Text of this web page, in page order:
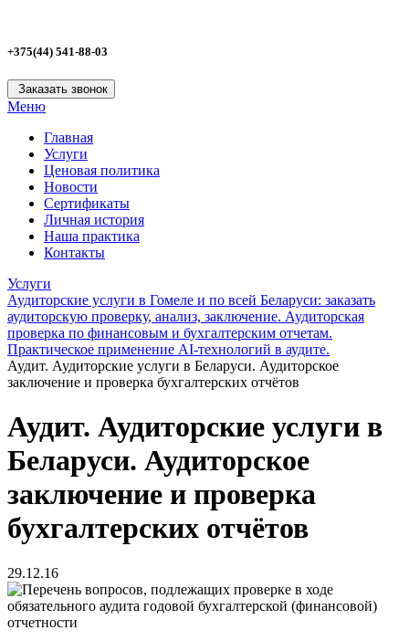
+375(44) 541-88-03
Заказать звонок
Меню
Главная
Услуги
Ценовая политика
Новости
Сертификаты
Личная история
Наша практика
Контакты
Услуги
Аудиторские услуги в Гомеле и по всей Беларуси: заказать
аудиторскую проверку, анализ, заключение. Аудиторская
проверка по финансовым и бухгалтерским отчетам.
Практическое применение AI-технологий в аудите.
Аудит. Аудиторские услуги в Беларуси. Аудиторское
заключение и проверка бухгалтерских отчётов
Аудит. Аудиторские услуги в
Беларуси. Аудиторское
заключение и проверка
бухгалтерских отчётов
29.12.16